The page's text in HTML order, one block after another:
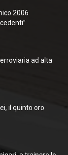
2006
ad alta
il quinto oro